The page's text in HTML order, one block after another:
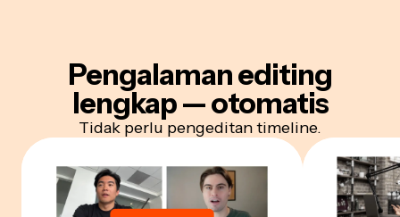
Pengalaman editing
lengkap —otomatis
Tidak perlu pengeditan timeline.